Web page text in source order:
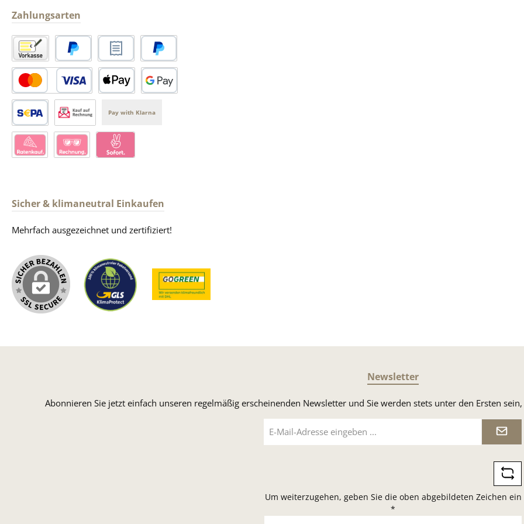
Zahlungsarten
Vorkasse PayPal RechnungskaufSpäter Bezahlen
PayPal Kredit- oder Debitkarte
SEPA LastschriftKauf auf Rechnung über Produkt-Handel
Pay with Klarna
Sicher & klimaneutral Einkaufen
Mehrfach ausgezeichnet und zertifiziert!
Newsletter
Abonnieren Sie jetzt einfach unseren regelmäßig erscheinenden Newsletter und Sie werden stets unter den Ersten
Mail-
Um weiterzugehen, geben Sie die oben abgebildeten Zeichen ein
*